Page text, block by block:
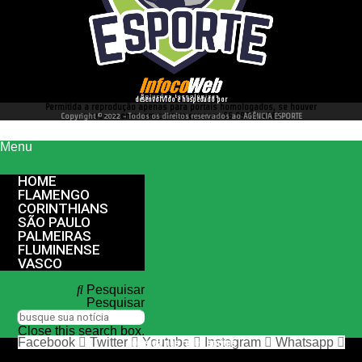
desenvolvido e hospedado por
Permitida a reprodução apenas para portais homologados, se houver
interesse entre em contato conosco 66 99977 4262
Copyright © 2022 - Todos os direitos reservados ao AGÊNCIA ESPORTE
Menu
HOME
FLAMENGO
CORINTHIANS
SÃO PAULO
PALMEIRAS
FLUMINENSE
VASCO
Pesquisar
Pesquisar
Close this search box.
nos siga nas redes sociais
Facebook Twitter Youtube Instagram Whatsapp